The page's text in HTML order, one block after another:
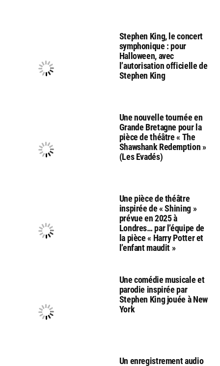
Stephen King, le concert
symphonique : pour
Halloween, avec
l’autorisation officielle de
Stephen King
Une nouvelle tournée en
Grande Bretagne pour la
pièce de théâtre « The
Shawshank Redemption »
(Les Evadés)
Une pièce de théâtre
inspirée de « Shining »
prévue en 2025 à
Londres… par l’équipe de
la pièce « Harry Potter et
l’enfant maudit »
Une comédie musicale et
parodie inspirée par
Stephen King jouée à New
York
Un enregistrement audio